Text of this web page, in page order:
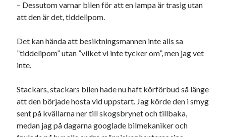
– Dessutom varnar bilen för att en lampa är trasig utan
att den är det, tiddelipom.
Det kan hända att besiktningsmannen inte alls sa
”tiddelipom” utan ”vilket vi inte tycker om”, men jag vet
inte.
Stackars, stackars bilen hade nu haft körförbud så länge
att den började hosta vid uppstart. Jag körde den i smyg
sent på kvällarna ner till skogsbrynet och tillbaka,
medan jag på dagarna googlade bilmekaniker och